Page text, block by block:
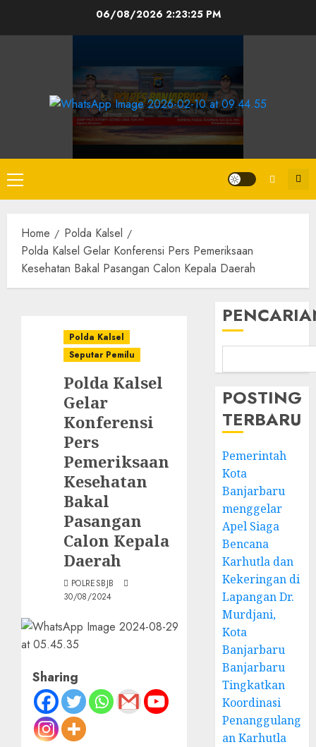
06/08/2026 2:23:26 PM
Home
Polda Kalsel
Polda Kalsel Gelar Konferensi Pers Pemeriksaan
Kesehatan Bakal Pasangan Calon Kepala Daerah
Polda Kalsel
Seputar Pemilu
Polda Kalsel
Gelar
Konferensi
Pers
Pemeriksaan
Kesehatan
Bakal
Pasangan
Calon Kepala
Daerah
POLRESBJB
30/08/2024
Sharing
POSTING
TERBARU
Pemerintah
Kota
Banjarbaru
menggelar
Apel Siaga
Bencana
Karhutla dan
Kekeringan di
Lapangan Dr.
Murdjani,
Kota
Banjarbaru
Banjarbaru
Tingkatkan
Koordinasi
Penanggulang
an Karhutla